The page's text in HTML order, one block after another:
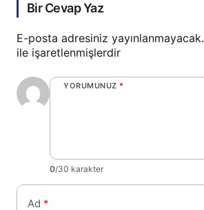
Bir Cevap Yaz
E-posta adresiniz yayınlanmayacak.
ile işaretlenmişlerdir
YORUMUNUZ *
0/30 karakter
Ad *